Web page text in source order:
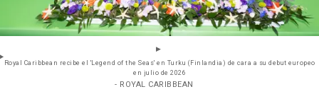
Royal Caribbean recibe el 'Legend of the Seas' en Turku (Finlandia) de cara a su debut europeo
en julio de 2026
- ROYAL CARIBBEAN